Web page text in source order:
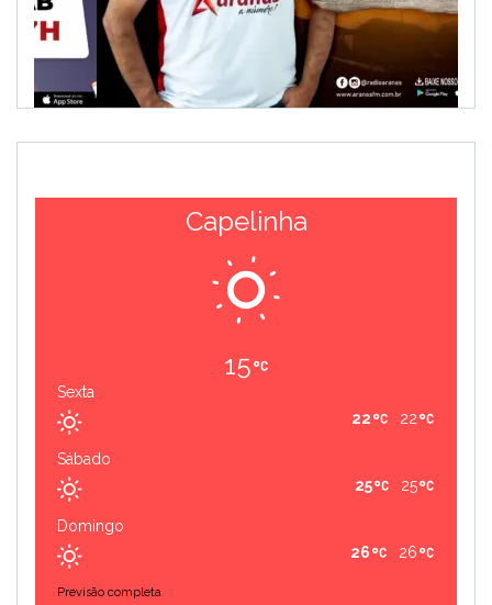
Capelinha
15
Sexta
22
22
Sábado
25
25
Domingo
26
26
Previsão completa